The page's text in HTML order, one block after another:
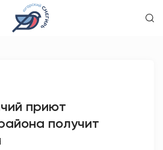
приют
получит